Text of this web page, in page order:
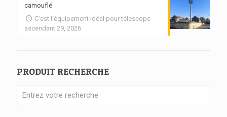
camouflé
C'est l'équipement idéal pour télescope
ascendant 29, 2026
PRODUIT RECHERCHE